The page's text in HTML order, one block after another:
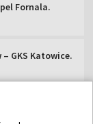
Fornala.
GKS Katowice.